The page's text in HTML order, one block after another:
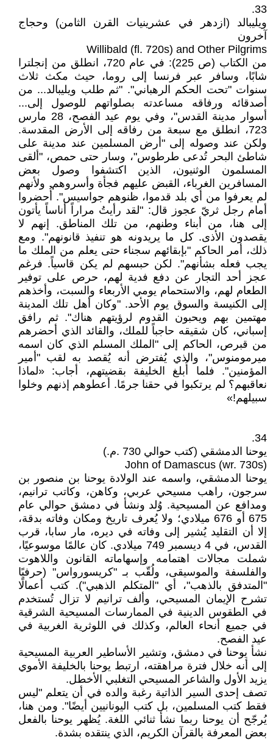
33.
ويليبالد (ازدهر في عشرينيات القرن الثامن) وحجاج
آخرون
Willibald (fl. 720s) and Other Pilgrims
من الكتاب (ص 225): في عام 720، انطلق من إنجلترا
شابًا، وسافر عبر فرنسا إلى روما، حيث مكث ثلاث
سنوات "تحت الحكم الرهباني". "ثم طلب ويليبالد... من
أصدقائه ورفاقه مساعدته بصلواتهم للوصول إلى...
أسوار مدينة القدس"، وفي يوم عيد الفصح، 28 مارس
723، انطلق مع سبعة من رفاقه إلى الأرض المقدسة.
ولكن عند وصوله إلى "أرض المسلمين عند مدينة على
شاطئ البحر تُدعى طرطوس"، وسار حتى حمص، "ألقى
المسلمون الوثنيون، الذين اكتشفوا وصول بعض
المسافرين الغرباء، القبض عليهم فجأة وأسروهم. ولأنهم
لم يعرفوا من أي بلد قدموا، ظنوهم جواسيس". أُحضروا
أمام رجل ثريّ عجوز قال: "لقد رأيتُ مراراً أناساً يأتون
إلى هنا، من أبناء وطنهم، من تلك المناطق. إنهم لا
يقصدون الأذى. كل ما يريدونه هو تنفيذ قانونهم". ومع
ذلك، أمر الحاكم "بإبقائهم سجناء حتى يعلم من الملك ما
يجب فعله بشأنهم". لكن حبسهم لم يكن قاسياً. فرغم
عجز أحد التجار عن دفع فدية لهم، حرص على توفير
الطعام لهم، والاستحمام يومي الأربعاء والسبت، وأخذهم
إلى الكنيسة والسوق يوم الأحد. "وكان أهل تلك المدينة
مهتمين بهم ويحبون القدوم لرؤيتهم هناك". ثم رافق
إسباني، كان شقيقه حاجباً للملك، والقائد الذي أحضرهم
من قبرص، الحاكم إلى "الملك المسلم الذي كان اسمه
ميرمومنوس"، والذي يُفترض أنه يُقصد به لقب "أمير
المؤمنين". فلما أُبلغ الخليفة بقضيتهم، أجاب: «لماذا
نعاقبهم؟ لم يرتكبوا في حقنا جرمًا. أعطوهم إذنهم وخلوا
سبيلهم!»
34.
يوحنا الدمشقي (كتب حوالي 730 .م.)
John of Damascus (wr. 730s)
يوحنا الدمشقي، واسمه عند الولادة يوحنا بن منصور بن
سرجون، راهب مسيحي عربي، وكاهن، وكاتب ترانيم،
ومدافع عن المسيحية. وُلد ونشأ في دمشق حوالي عام
675 أو 676 ميلادي؛ ولا يُعرف تاريخ ومكان وفاته بدقة،
إلا أن التقليد يُشير إلى وفاته في ديره، مار سابا، قرب
القدس، في 4 ديسمبر 749 ميلادي. كان عالمًا موسوعيًا،
شملت مجالات اهتمامه وإسهاماته القانون واللاهوت
والفلسفة والموسيقى، ولُقّب بـ "كريسورواس" (حرفيًا
"المتدفق بالذهب"، أي "المتكلم الذهبي"). كتب أعمالًا
تشرح الإيمان المسيحي، وألف ترانيم لا تزال تُستخدم
في الطقوس الدينية في الممارسات المسيحية الشرقية
في جميع أنحاء العالم، وكذلك في اللوثرية الغربية في
عيد الفصح.
نشأ يوحنا في دمشق، وتشير الأساطير العربية المسيحية
إلى أنه خلال فترة مراهقته، ارتبط يوحنا بالخليفة الأموي
يزيد الأول والشاعر المسيحي التغلبي الأخطل.
تصف إحدى السير الذاتية رغبة والده في أن يتعلم "ليس
فقط كتب المسلمين، بل كتب اليونانيين أيضًا". ومن هنا،
يُرجّح أن يوحنا ربما نشأ ثنائي اللغة. يُظهر يوحنا بالفعل
بعض المعرفة بالقرآن الكريم، الذي ينتقده بشدة.